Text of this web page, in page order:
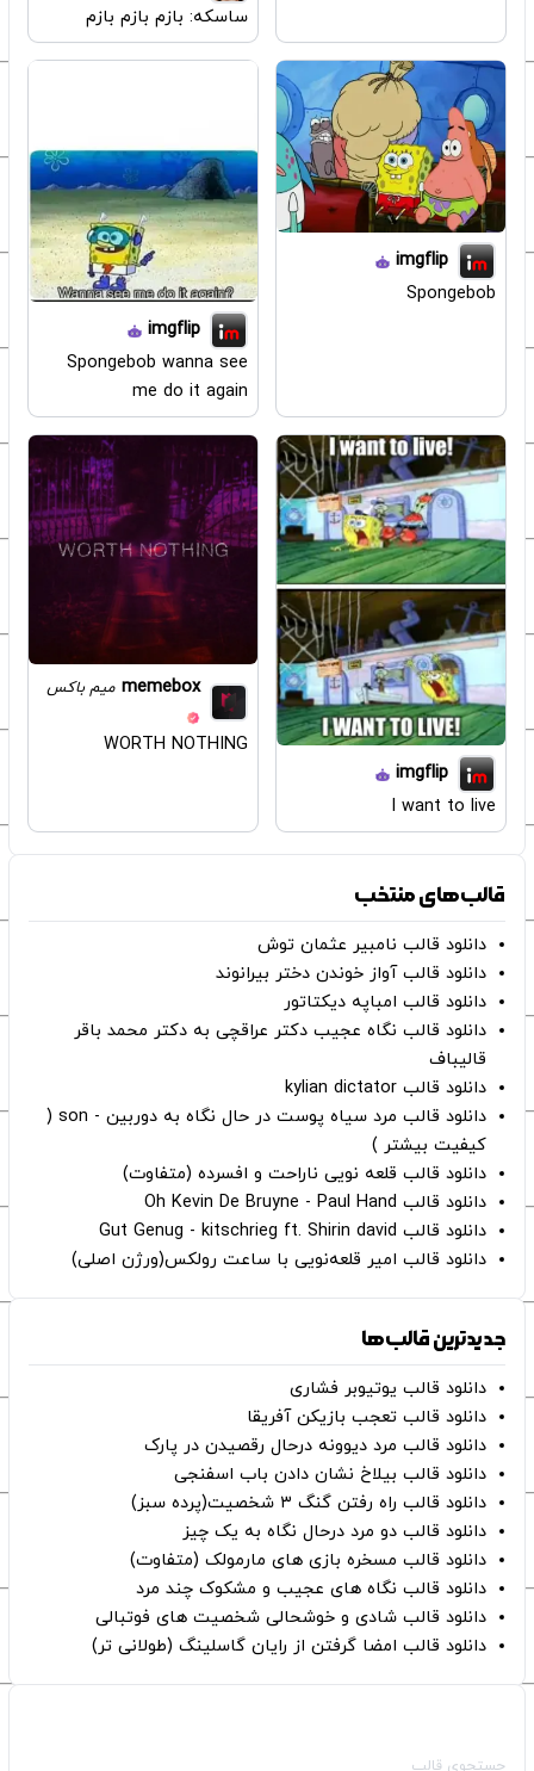
ساسکه: بازم بازم بازم
imgflip
Spongebob
imgflip
Spongebob wanna see
me do it again
imgflip
I want to live
memebox میم باکس
WORTH NOTHING
قالب‌های منتخب
دانلود قالب نامبیر عثمان ‌توش
دانلود قالب آواز خوندن دختر بیرانوند
دانلود قالب امباپه دیکتاتور
دانلود قالب نگاه عجیب دکتر عراقچی به دکتر محمد باقر
قالیباف
دانلود قالب kylian dictator
دانلود قالب مرد سیاه پوست در حال نگاه به دوربین - son (
کیفیت بیشتر )
دانلود قالب قلعه نویی ناراحت و افسرده (متفاوت)
دانلود قالب Oh Kevin De Bruyne - Paul Hand
دانلود قالب Gut Genug - kitschrieg ft. Shirin david
دانلود قالب امیر قلعه‌نویی با ساعت رولکس(ورژن اصلی)
جدیدترین قالب‌ها
دانلود قالب یوتیوبر فشاری
دانلود قالب تعجب بازیکن آفریقا
دانلود قالب مرد دیوونه درحال رقصیدن در پارک
دانلود قالب بیلاخ نشان دادن باب اسفنجی
دانلود قالب راه رفتن گنگ ۳ شخصیت(پرده سبز)
دانلود قالب دو مرد درحال نگاه به یک چیز
دانلود قالب مسخره بازی های مارمولک (متفاوت)
دانلود قالب نگاه های عجیب و مشکوک چند مرد
دانلود قالب شادی و خوشحالی شخصیت های فوتبالی
دانلود قالب امضا گرفتن از رایان گاسلینگ (طولانی تر)
جستجوی قالب